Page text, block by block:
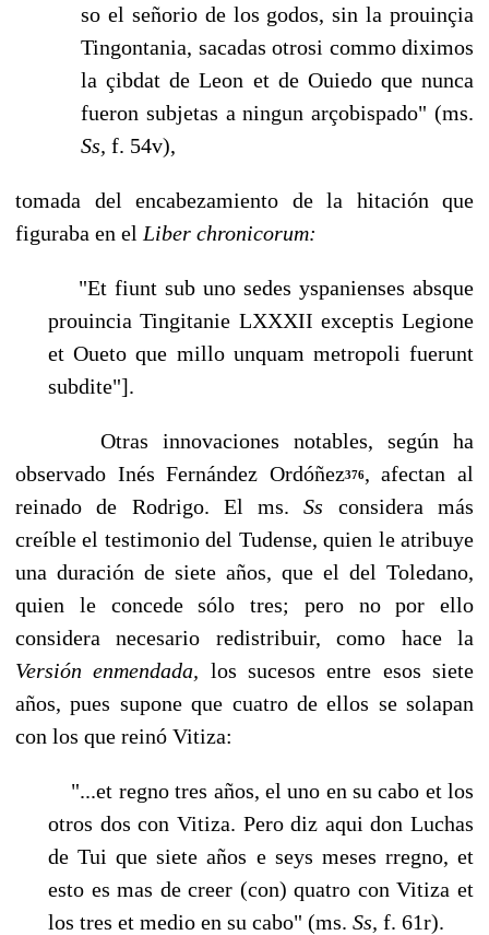
so el señorio de los godos, sin la prouinçia
Tingontania, sacadas otrosi commo diximos
la çibdat de Leon et de Ouiedo que nunca
fueron subjetas a ningun arçobispado" (ms.
Ss, f. 54v),
tomada del encabezamiento de la hitación que
figuraba en el Liber chronicorum:
"Et fiunt sub uno sedes yspanienses absque
prouincia Tingitanie LXXXII exceptis Legione
et Oueto que millo unquam metropoli fuerunt
subdite"].
Otras innovaciones notables, según ha
observado Inés Fernández Ordóñez376, afectan al
reinado de Rodrigo. El ms.Ss considera más
creíble el testimonio del Tudense, quien le atribuye
una dura­ción de siete años, que el del Toledano,
quien le concede sólo tres; pero no por ello
considera nece­sario redistribuir, como hace la
Versión enmendada, los sucesos entre esos siete
años, pues supone que cuatro de ellos se solapan
con los que reinó Vitiza:
"...et regno tres años, el uno en su cabo et los
otros dos con Vitiza. Pero diz aqui don Luchas
de Tui que siete años e seys meses rregno, et
esto es mas de creer (con) quatro con Vitiza et
los tres et medio en su cabo" (ms. Ss, f. 61r).